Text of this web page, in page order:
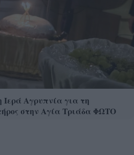
Αγρυπνία για τη
στην Αγία Τριάδα ΦΩΤΟ